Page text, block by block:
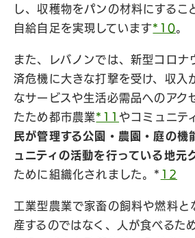
し、収穫物をパンの材料にするこ
自給自足を実現しています*10。
また、レバノンでは、新型コロナ
済危機に大きな打撃を受け、収入
なサービスや生活必需品へのアク
たため都市農業*11やコミュニテ
民が管理する公園・農園・庭の機
ュニティの活動を行っている地元
ために組織化されました。* 12
工業型農業で家畜の飼料や燃料と
産するのではなく、人が食べるた